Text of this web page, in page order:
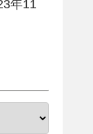
年11